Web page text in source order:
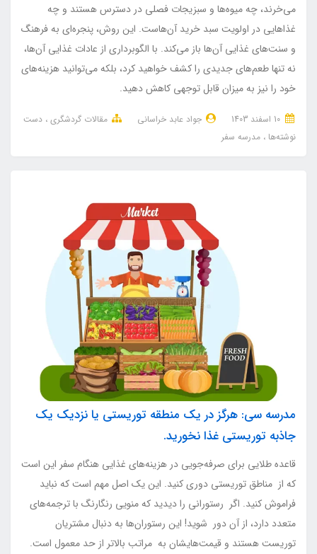
می‌خرند، چه میوه‌ها و سبزیجات فصلی در دسترس هستند و چه
غذاهایی در اولویت سبد خرید آن‌هاست. این روش، پنجره‌ای به فرهنگ
و سنت‌های غذایی آن‌ها باز می‌کند. با الگوبرداری از عادات غذایی آن‌ها،
نه تنها طعم‌های جدیدی را کشف خواهید کرد، بلکه می‌توانید هزینه‌های
خود را نیز به میزان قابل توجهی کاهش دهید.
جواد عابد خراسانی مقالات گردشگری دست
نوشته‌ها
مدرسه سفر
مدرسه سی: هرگز در یک منطقه توریستی یا نزدیک یک
جاذبه توریستی غذا نخورید.
قاعده طلایی برای صرفه‌جویی در هزینه‌های غذایی هنگام سفر این است
که از مناطق توریستی دوری کنید. این یک اصل مهم است که نباید
فراموش کنید. اگر رستورانی را دیدید که منویی رنگارنگ با ترجمه‌های
متعدد دارد، از آن دور شوید! این رستوران‌ها به دنبال مشتریان
توریست هستند و قیمت‌هایشان به مراتب بالاتر از حد معمول است.